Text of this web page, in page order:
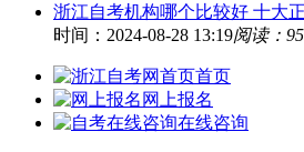
浙江自考机构哪个比较好 十大
时间：2024-08-28 13:19阅读：95
首页
网上报名
在线咨询